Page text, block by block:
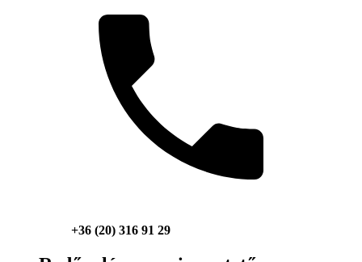
+36 (20) 316 91 29